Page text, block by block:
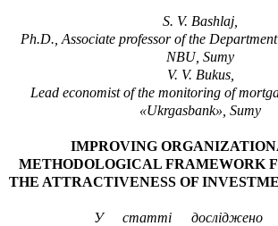
S. V. Bashlaj,
Ph.D., Associate professor of the
NBU, Sumy
V. V. Bukus,
Lead economist of the monitoring of
«Ukrgasbank» , Sumy
IMPROVING
METHODOLOGICAL FRAMEWORK
THE ATTRACTIVENESS OF
У статті досліджено